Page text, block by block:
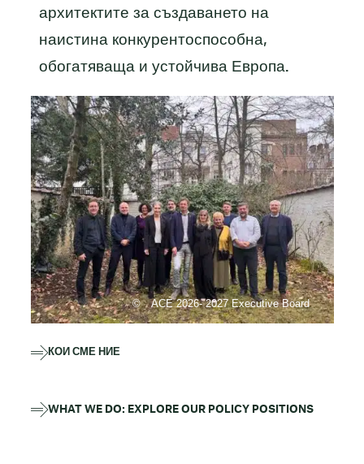
архитектите за създаването на
наистина конкурентоспособна,
обогатяваща и устойчива Европа.
ACE 2026- 2027 Executive Board
КОИ СМЕ НИЕ
WHAT WE DO: EXPLORE OUR POLICY POSITIONS